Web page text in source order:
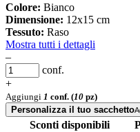
Colore: Bianco
Dimensione: 12x15 cm
Tessuto: Raso
Mostra tutti i dettagli
–
conf.
+
Aggiungi 1 conf. (10 pz)
Personalizza il tuo sacchetto
Sconti disponibili